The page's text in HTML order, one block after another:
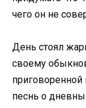
чего он не
День стоял
своему
песнь о